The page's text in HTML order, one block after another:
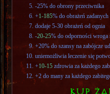
-25% do obrony przeciwnika
+1-185% do obrażeń
dodaje 5-30 obrażeń od ognia
-20-25% do odporności wroga
+20% do szansy na zabójcze
uniemożliwia leczenie się
+10-15zdrowia za każdego
+2 do many za każdego